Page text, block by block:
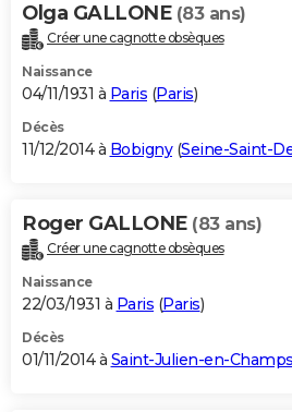
Olga GALLONE (83 ans)
Créer une cagnotte obsèques
Naissance
04/11/1931 à Paris (Paris)
Décès
11/12/2014 à Bobigny(Seine-Saint-
Roger GALLONE (83 ans)
Créer une cagnotte obsèques
Naissance
22/03/1931 à Paris (Paris)
Décès
01/11/2014 à Saint-Julien-en-